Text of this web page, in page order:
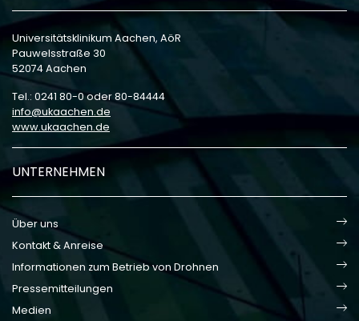
Universitätsklinikum Aachen, AöR
Pauwelsstraße 30
52074 Aachen
Tel.: 0241 80-0 oder 80-84444
info
ukaachen de
www.ukaachen.de
UNTERNEHMEN
Über uns
Kontakt & Anreise
Informationen zum Betrieb von Drohnen
Pressemitteilungen
Medien